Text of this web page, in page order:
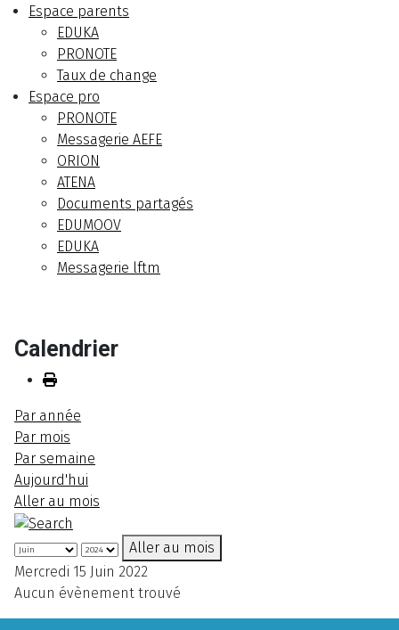
Espace parents
EDUKA
PRONOTE
Taux de change
Espace pro
PRONOTE
Messagerie AEFE
ORION
ATENA
Documents partagés
EDUMOOV
EDUKA
Messagerie lftm
Calendrier
Par année
Par mois
Par semaine
Aujourd'hui
Aller au mois
Aller au mois
Mercredi 15 Juin 2022
Aucun évènement trouvé